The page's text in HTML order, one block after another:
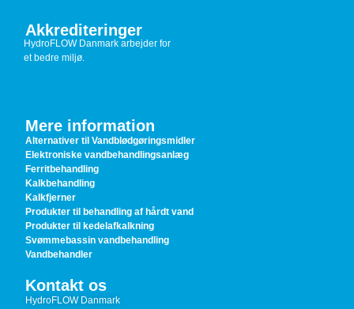
Akkrediteringer
HydroFLOW Danmark arbejder for
et bedre miljø.
Mere information
Alternativer til Vandblødgøringsmidler
Elektroniske vandbehandlingsanlæg
Ferritbehandling
Kalkbehandling
Kalkfjerner
Produkter til behandling af hårdt vand
Produkter til kedelafkalkning
Svømmebassin vandbehandling
Vandbehandler
Kontakt os
HydroFLOW Danmark